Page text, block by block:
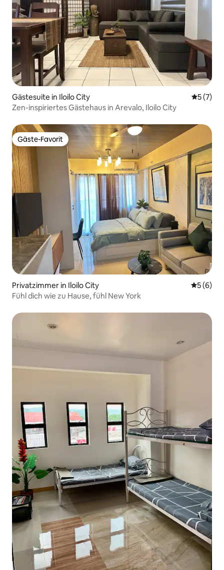
Gästesuite in Iloilo City
5 (7)
Zen-inspiriertes Gästehaus in Arevalo, Iloilo City
Gäste-Favorit
Gäste-Favorit
Privatzimmer in Iloilo City
5 (6)
Fühl dich wie zu Hause, fühl New York